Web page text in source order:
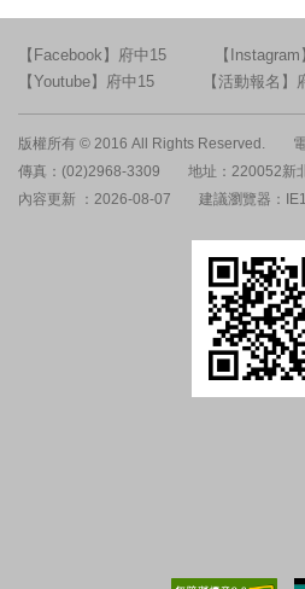
【Facebook】府中15
【
【Youtube】府中15
【活動報名】
版權所有 © 2016 All Rights Reserved.
傳真：(02)2968-3309
地址：220052新
內容更新 ：2026-08-07
建議瀏覽器：